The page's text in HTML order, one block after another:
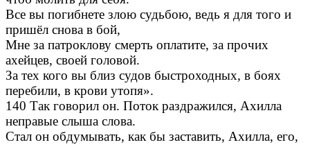
Все вы погибнете злою судьбою, ведь я для того и
пришёл снова в бой,
Мне за патроклову смерть оплатите, за прочих
ахейцев, своей головой.
За тех кого вы близ судов быстроходных, в боях
перебили, в крови утопя».
140 Так говорил он. Поток раздражился, Ахилла
неправые слыша слова.
Стал он обдумывать, как бы заставить, Ахилла, его,